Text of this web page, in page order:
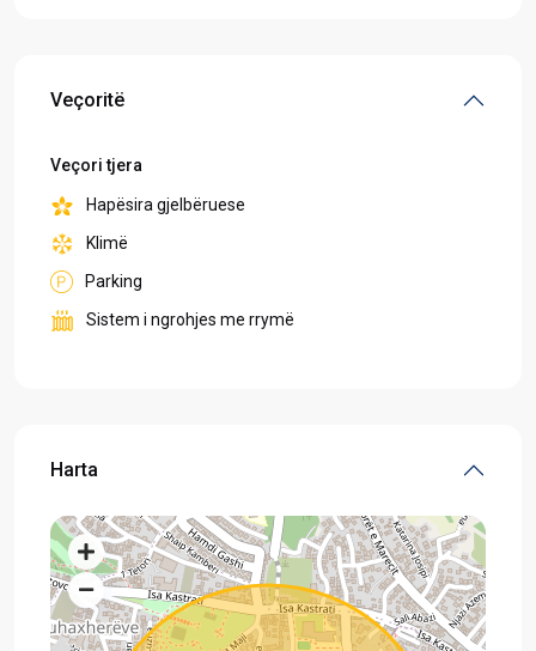
Veçoritë
Veçori tjera
Hapësira gjelbëruese
Klimë
Parking
Sistem i ngrohjes me rrymë
Harta